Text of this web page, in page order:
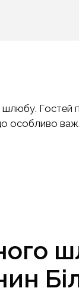
шлюбу.
особливо